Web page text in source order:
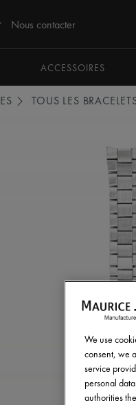
Nous contacter
ACCESSOIRES
TOUS LES
We use
consent, we
service
personal
authorities